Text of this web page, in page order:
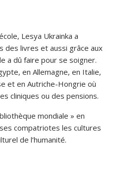
Lesya Ukrainka a
des livres et aussi grâce aux
a dû faire pour se soigner.
en Allemagne, en Italie,
et en Autriche-Hongrie où
cliniques ou des pensions.
mondiale » en
compatriotes les cultures
de l’humanité.